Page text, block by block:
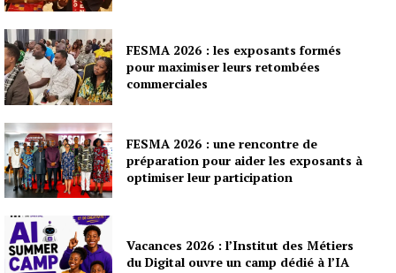
FESMA 2026 : les exposants formés
pour maximiser leurs retombées
commerciales
FESMA 2026 : une rencontre de
préparation pour aider les exposants à
optimiser leur participation
Vacances 2026 : l’Institut des Métiers
du Digital ouvre un camp dédié à l’IA